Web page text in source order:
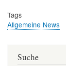
Tags
Allgemeine News
Suche